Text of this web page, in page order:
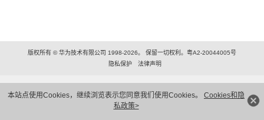
本站点使用Cookies，继续浏览表示您同意我们使用Cookies。 Cookies和隐
私政策>
版权所有 © 华为技术有限公司 1998-2026。 保留一切权利。粤A2-20044005号
隐私保护
法律声明